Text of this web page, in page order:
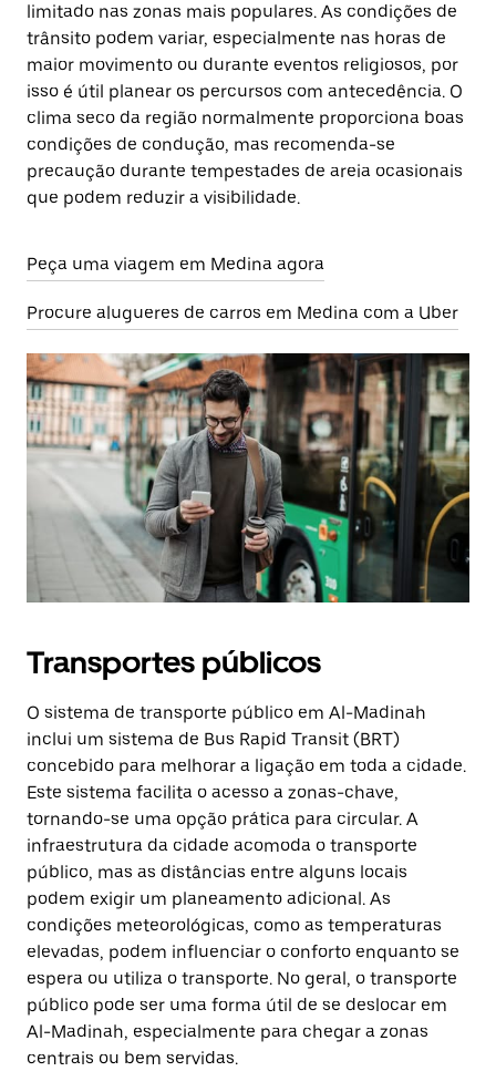
limitado nas zonas mais populares. As condições de
trânsito podem variar, especialmente nas horas de
maior movimento ou durante eventos religiosos, por
isso é útil planear os percursos com antecedência. O
clima seco da região normalmente proporciona boas
condições de condução, mas recomenda-se
precaução durante tempestades de areia ocasionais
que podem reduzir a visibilidade.
Peça uma viagem em Medina agora
Procure alugueres de carros em Medina com a Uber
Transportes públicos
O sistema de transporte público em Al-Madinah
inclui um sistema de Bus Rapid Transit (BRT)
concebido para melhorar a ligação em toda a cidade.
Este sistema facilita o acesso a zonas-chave,
tornando-se uma opção prática para circular. A
infraestrutura da cidade acomoda o transporte
público, mas as distâncias entre alguns locais
podem exigir um planeamento adicional. As
condições meteorológicas, como as temperaturas
elevadas, podem influenciar o conforto enquanto se
espera ou utiliza o transporte. No geral, o transporte
público pode ser uma forma útil de se deslocar em
Al-Madinah, especialmente para chegar a zonas
centrais ou bem servidas.